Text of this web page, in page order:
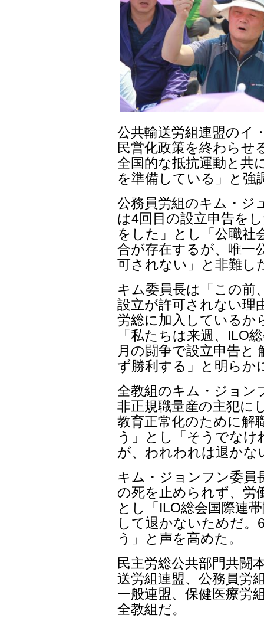
公共輸送労組連盟のイ
民営化政策を終わらせ
全国的な抵抗運動と共
を準備している」と強
公務員労組のキム・ジ
は4回目の設立申告を
をした」とし「公職社
合が存在するが、唯一
可されない」と非難し
キム委員長は「この前
設立が許可されない理
労総に加入しているか
「私たちは来週、ILO
月の闘争で設立申告と
ず勝利する」と明らか
全教組のキム・ジョン
非正規職量産の主犯に
教育正常化のために解
う」とし「そうでな
が、われわれは退かな
キム・ジョンフン委員
の死を止められず、労
とし「ILO総会国際連
して退かないためだ。
う」と声を高めた。
民主労総公共部門共闘
送労組連盟、公務員労
一般連盟、保健医療労
全教組だ。